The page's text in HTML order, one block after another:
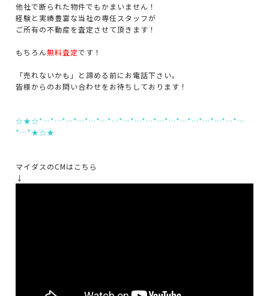
他社で断られた物件でもかまいません！
経験と実績豊富な当社の専任スタッフが
ご所有の不動産を査定させて頂きます！
もちろん無料査定です！
「売れないかも」と諦める前にお電話下さい。
皆様からのお問い合わせをお待ちしております！
☆★☆*…*…*…*…*…*…*…*…*…*…*…*…*…*…*…*…*…*…
*…*★☆★
マイダスのCMはこちら
↓